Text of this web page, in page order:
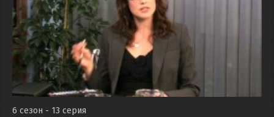
6 сезон - 13 серия